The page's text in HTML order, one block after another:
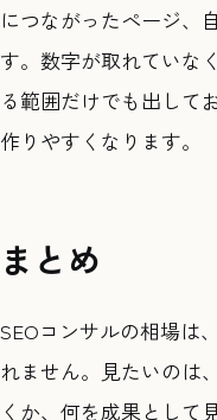
につながったページ、
す。数字が取れていな
る範囲だけでも出して
作りやすくなります。
まとめ
SEOコンサルの相場は
れません。見たいのは
くか、何を成果として